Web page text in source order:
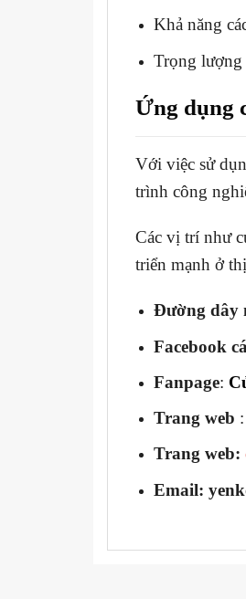
Khả năng
Trọng lượng
Ứng dụng
Với việc sử
trình công
Các vị trí như
triển mạnh ở
Đường dây
Facebook
Fanpage:
Trang web
Trang web:
Email: